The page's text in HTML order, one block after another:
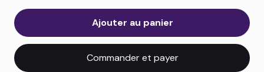
Ajouter au panier
Commander et payer